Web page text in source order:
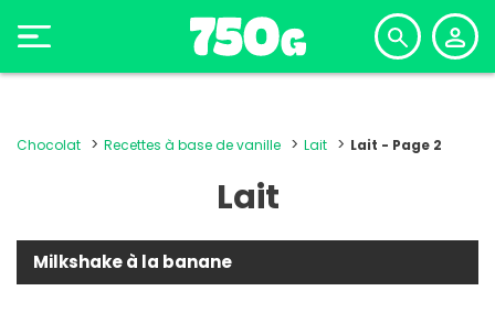
Chocolat Recettes à base de vanille Lait Lait - Page 2
Lait
Milkshake à la banane